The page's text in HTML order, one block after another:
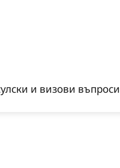
и визови въпроси